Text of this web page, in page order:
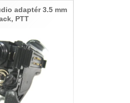
adaptér 3.5 mm
PTT